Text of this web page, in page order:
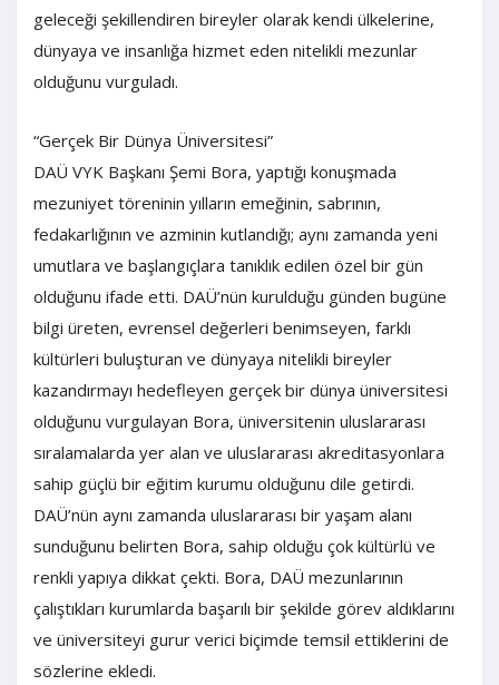
geleceği şekillendiren bireyler olarak kendi ülkelerine,
dünyaya ve insanlığa hizmet eden nitelikli mezunlar
olduğunu vurguladı.
“Gerçek Bir Dünya Üniversitesi”
DAÜ VYK Başkanı Şemi Bora, yaptığı konuşmada
mezuniyet töreninin yılların emeğinin, sabrının,
fedakarlığının ve azminin kutlandığı; aynı zamanda yeni
umutlara ve başlangıçlara tanıklık edilen özel bir gün
olduğunu ifade etti. DAÜ’nün kurulduğu günden bugüne
bilgi üreten, evrensel değerleri benimseyen, farklı
kültürleri buluşturan ve dünyaya nitelikli bireyler
kazandırmayı hedefleyen gerçek bir dünya üniversitesi
olduğunu vurgulayan Bora, üniversitenin uluslararası
sıralamalarda yer alan ve uluslararası akreditasyonlara
sahip güçlü bir eğitim kurumu olduğunu dile getirdi.
DAÜ’nün aynı zamanda uluslararası bir yaşam alanı
sunduğunu belirten Bora, sahip olduğu çok kültürlü ve
renkli yapıya dikkat çekti. Bora, DAÜ mezunlarının
çalıştıkları kurumlarda başarılı bir şekilde görev aldıklarını
ve üniversiteyi gurur verici biçimde temsil ettiklerini de
sözlerine ekledi.